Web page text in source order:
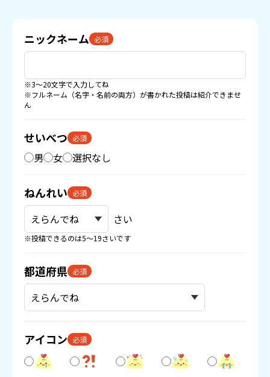
ニックネーム 必須
※3〜20文字で入力してね
※フルネーム（名字・名前の両方）が書かれた投稿は紹介できませ
ん
せいべつ 必須
男 女 選択なし
ねんれい 必須
さい
※投稿できるのは5〜19さいです
都道府県 必須
アイコン 必須